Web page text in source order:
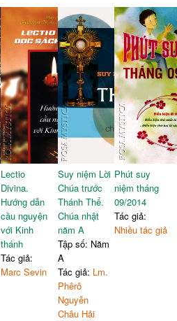
Lectio
Divina.
Hướng dẫn
cầu nguyện
với Kinh
thánh
Tác giả:
Marc Sevin
Suy niệm Lời
Chúa trước
Thánh Thể.
Chúa nhật
năm A
Tập số: Năm
A
Tác giả: Lm.
Phêrô
Nguyễn
Châu Hải
Phút suy
niệm tháng
09/2014
Tác giả:
Nhiều tác giả